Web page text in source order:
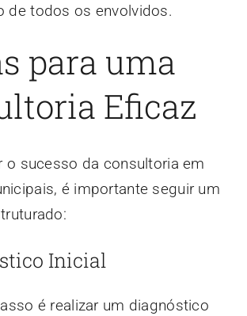
de todos os envolvidos.
para uma
Eficaz
o sucesso da consultoria em
é importante seguir um
Inicial
é realizar um diagnóstico